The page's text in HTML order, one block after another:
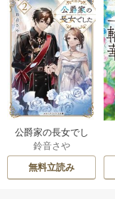
公爵家の長女でし
た
鈴音さや
無料立読み